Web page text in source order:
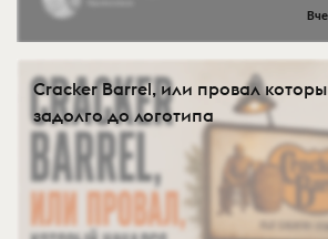
Cracker Barrel, или провал
задолго до логотипа